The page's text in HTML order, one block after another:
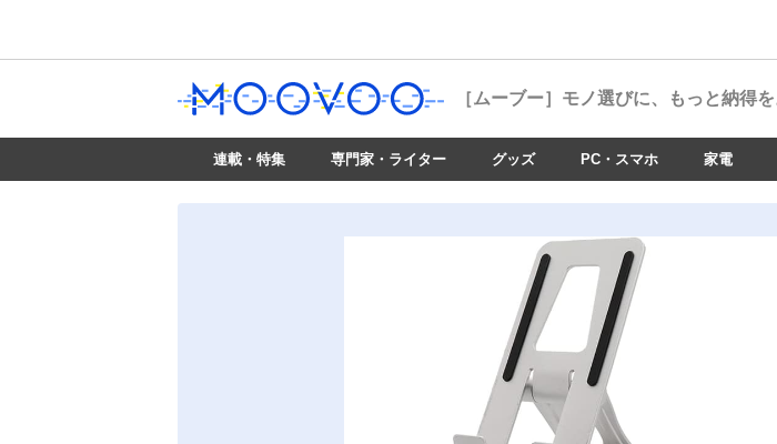
［ムーブー］ モノ選びに、もっと納得を
連載・特集 専門家・ライター グッズ PC・スマホ 家電